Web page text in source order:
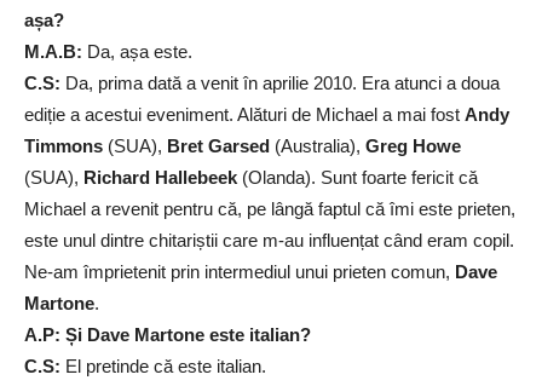
așa?
M.A.B: Da, așa este.
C.S: Da, prima dată a venit în aprilie 2010. Era atunci a doua
ediție a acestui eveniment. Alături de Michael a mai fost Andy
Timmons (SUA), Bret Garsed (Australia), Greg Howe
(SUA), Richard Hallebeek (Olanda). Sunt foarte fericit că
Michael a revenit pentru că, pe lângă faptul că îmi este prieten,
este unul dintre chitariștii care m-au influențat când eram copil.
Ne-am împrietenit prin intermediul unui prieten comun, Dave
Martone.
A.P: Și Dave Martone este italian?
C.S: El pretinde că este italian.